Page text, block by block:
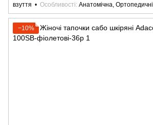
взуття
Особливості Анатомічна, Ортопедичні
−10%